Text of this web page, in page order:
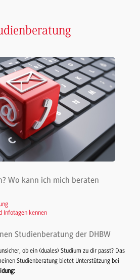
Wo kann ich mich beraten
Infotagen kennen
Studienberatung der DHBW
ob ein (duales) Studium zu dir passt? Das
Studienberatung bietet Unterstützung bei